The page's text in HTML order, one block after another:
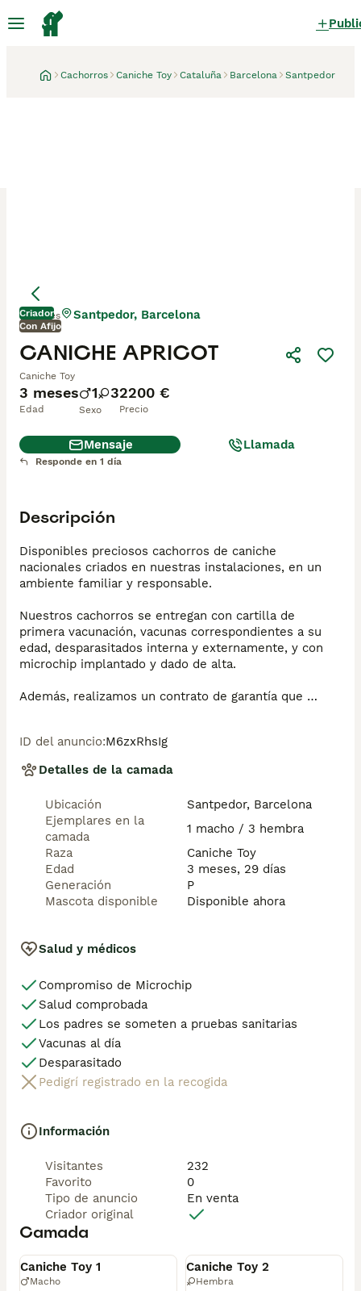
Cachorros Caniche Toy Cataluña Barcelona Santpedor
Criador
Con Afijo
3 meses
Edad
1 3
Sexo
2200 €
Precio
CANICHE APRICOT
Caniche Toy
1 mes Santpedor, Barcelona
Mensaje Llamada
Responde en 1 día
Descripción
Disponibles preciosos cachorros de caniche
nacionales criados en nuestras instalaciones, en un
ambiente familiar y responsable.
Nuestros cachorros se entregan con cartilla de
primera vacunación, vacunas correspondientes a su
edad, desparasitados interna y externamente, y con
microchip implantado y dado de alta.
Además, realizamos un contrato de garantía que
• Garantía congénita de 1 año.
Desde la fecha de entrega del cachorro.
bienestar y el cuidado de nuestros pequeños.
Disponemos de Núcleo Zoológico
Para más información, imágenes o cualquier consulta
sin compromiso, pueden contactar con nosotros en
los teléfonos:
CRISTINA
📞
ID del anuncio:M6zxRhsIg
Detalles de la camada
Ubicación
Santpedor, Barcelona
Ejemplares en la
camada
1 macho / 3 hembra
Raza
Caniche Toy
Edad
3 meses, 29 días
Generación
P
Mascota disponible
Disponible ahora
Salud y médicos
Compromiso de Microchip
Salud comprobada
Los padres se someten a pruebas sanitarias
Vacunas al día
Desparasitado
Pedigrí registrado en la recogida
Información
Visitantes
232
Favorito
0
Tipo de anuncio
En venta
Criador original
Camada
Caniche Toy 1
Macho
Caniche Toy 2
Hembra